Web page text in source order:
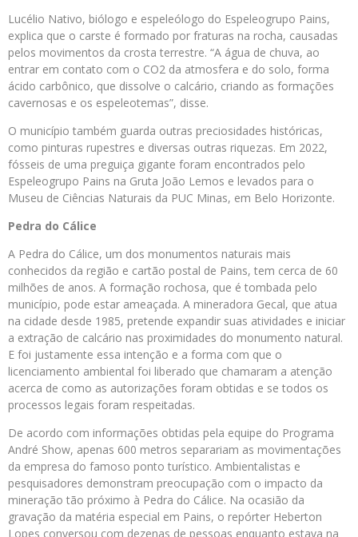
Lucélio Nativo, biólogo e espeleólogo do Espeleogrupo Pains,
explica que o carste é formado por fraturas na rocha, causadas
pelos movimentos da crosta terrestre. “A água de chuva, ao
entrar em contato com o CO2 da atmosfera e do solo, forma
ácido carbônico, que dissolve o calcário, criando as formações
cavernosas e os espeleotemas”, disse.
O município também guarda outras preciosidades históricas,
como pinturas rupestres e diversas outras riquezas. Em 2022,
fósseis de uma preguiça gigante foram encontrados pelo
Espeleogrupo Pains na Gruta João Lemos e levados para o
Museu de Ciências Naturais da PUC Minas, em Belo Horizonte.
Pedra do Cálice
A Pedra do Cálice, um dos monumentos naturais mais
conhecidos da região e cartão postal de Pains, tem cerca de 60
milhões de anos. A formação rochosa, que é tombada pelo
município, pode estar ameaçada. A mineradora Gecal, que atua
na cidade desde 1985, pretende expandir suas atividades e iniciar
a extração de calcário nas proximidades do monumento natural.
E foi justamente essa intenção e a forma com que o
licenciamento ambiental foi liberado que chamaram a atenção
acerca de como as autorizações foram obtidas e se todos os
processos legais foram respeitadas.
De acordo com informações obtidas pela equipe do Programa
André Show, apenas 600 metros separariam as movimentações
da empresa do famoso ponto turístico. Ambientalistas e
pesquisadores demonstram preocupação com o impacto da
mineração tão próximo à Pedra do Cálice. Na ocasião da
gravação da matéria especial em Pains, o repórter Heberton
Lopes conversou com dezenas de pessoas enquanto estava na